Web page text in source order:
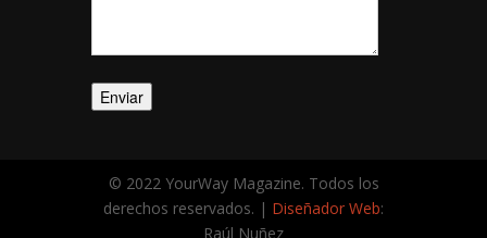
© 2022 YourWay Magazine. Todos los
derechos reservados. | Diseñador Web:
Raúl Nuñez